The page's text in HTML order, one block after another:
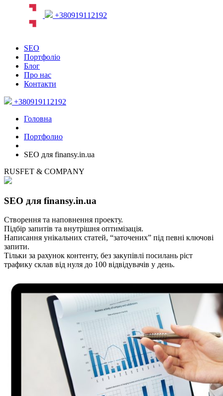
+380919112192
SEO
Портфоліо
Блог
Про нас
Контакти
+380919112192
Головна
Портфолио
SEO для finansy.in.ua
RUSFET & COMPANY
SEO для finansy.in.ua
Створення та наповнення проекту.
Підбір запитів та внутрішня оптимізація.
Написання унікальних статей, “заточених” під певні ключові
запити.
Тільки за рахунок контенту, без закупівлі посилань ріст
трафику склав від нуля до 100 відвідувачів у день.